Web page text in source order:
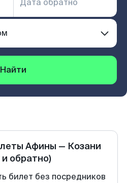
Найти
Афины — Козани
и обратно)
билет без посредников